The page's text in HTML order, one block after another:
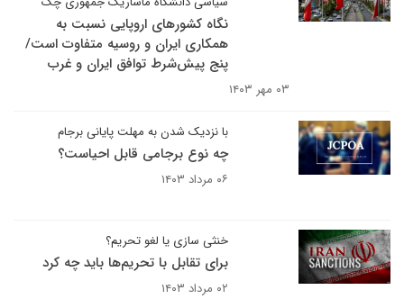
نگاه کشورهای اروپایی نسبت به
همکاری ایران و روسیه متفاوت است/
پنج پیش‌شرط توافق ایران و غرب
۰۳ مهر ۱۴۰۳
با نزدیک شدن به مهلت پایانی برجام
چه نوع برجامی قابل احیاست؟
۰۶ مرداد ۱۴۰۳
خنثی سازی یا لغو تحریم؟
برای تقابل با تحریم‌ها باید چه کرد
۰۲ مرداد ۱۴۰۳